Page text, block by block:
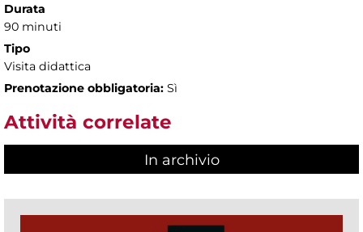
Durata
90 minuti
Tipo
Visita didattica
Prenotazione obbligatoria: Sì
Attività correlate
In archivio